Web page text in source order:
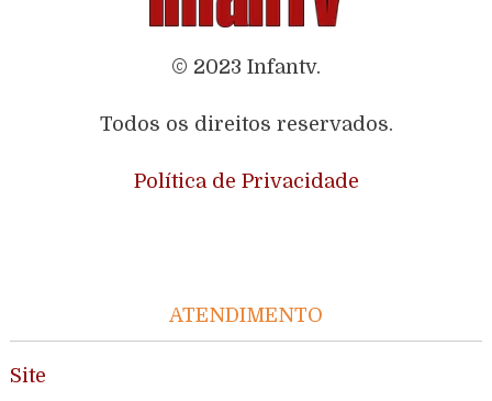
© 2023 Infantv.
Todos os direitos reservados.
Política de Privacidade
ATENDIMENTO
Site